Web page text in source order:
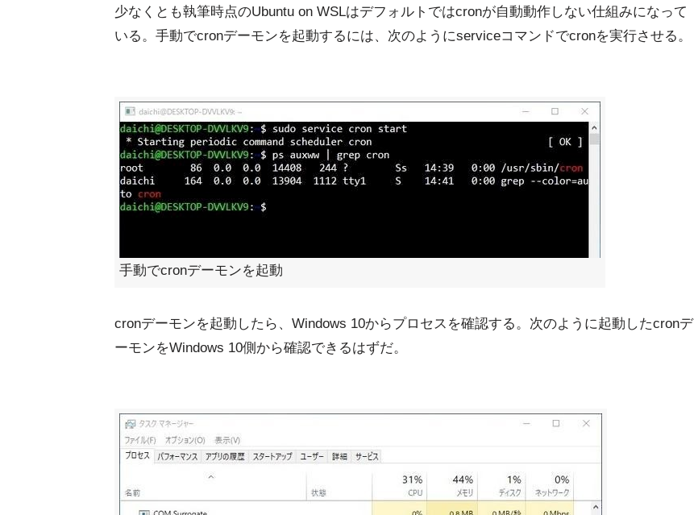
少なくとも執筆時点のUbuntu on WSLはデフォルトではcronが自動動作しない仕組みになって
いる。手動でcronデーモンを起動するには、次のようにserviceコマンドでcronを実行させる。
手動でcronデーモンを起動
cronデーモンを起動したら、Windows 10からプロセスを確認する。次のように起動したcronデ
ーモンをWindows 10側から確認できるはずだ。